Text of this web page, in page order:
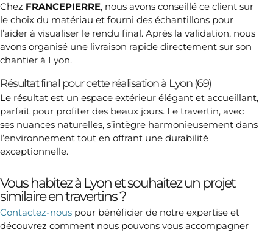
Chez FRANCEPIERRE, nous avons conseillé ce client sur
le choix du matériau et fourni des échantillons pour
l’aider à visualiser le rendu final. Après la validation, nous
avons organisé une livraison rapide directement sur son
chantier à Lyon.
Résultat final pour cette réalisation à Lyon (69)
Le résultat est un espace extérieur élégant et accueillant,
parfait pour profiter des beaux jours. Le travertin, avec
ses nuances naturelles, s’intègre harmonieusement dans
l’environnement tout en offrant une durabilité
exceptionnelle.
Vous habitez à Lyon et souhaitez un projet
similaire en travertins ?
Contactez-nous pour bénéficier de notre expertise et
découvrez comment nous pouvons vous accompagner